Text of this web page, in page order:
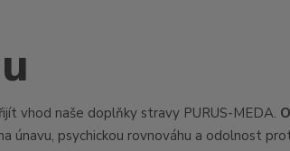
n
ý
vhod naše doplňky stravy PURUS-MEDA.
únavu, psychickou rovnováhu a odolnost